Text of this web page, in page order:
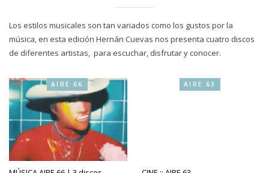
Los estilos musicales son tan variados como los gustos por la
música, en esta edición Hernán Cuevas nos presenta cuatro discos
de diferentes artistas, para escuchar, disfrutar y conocer.
AIRE 66 AIRE 63